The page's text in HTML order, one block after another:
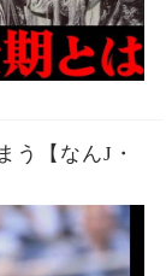
う【なんJ・